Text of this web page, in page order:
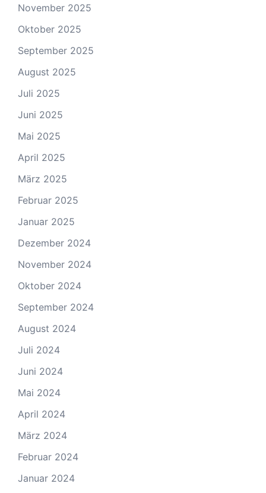
November 2025
Oktober 2025
September 2025
August 2025
Juli 2025
Juni 2025
Mai 2025
April 2025
März 2025
Februar 2025
Januar 2025
Dezember 2024
November 2024
Oktober 2024
September 2024
August 2024
Juli 2024
Juni 2024
Mai 2024
April 2024
März 2024
Februar 2024
Januar 2024